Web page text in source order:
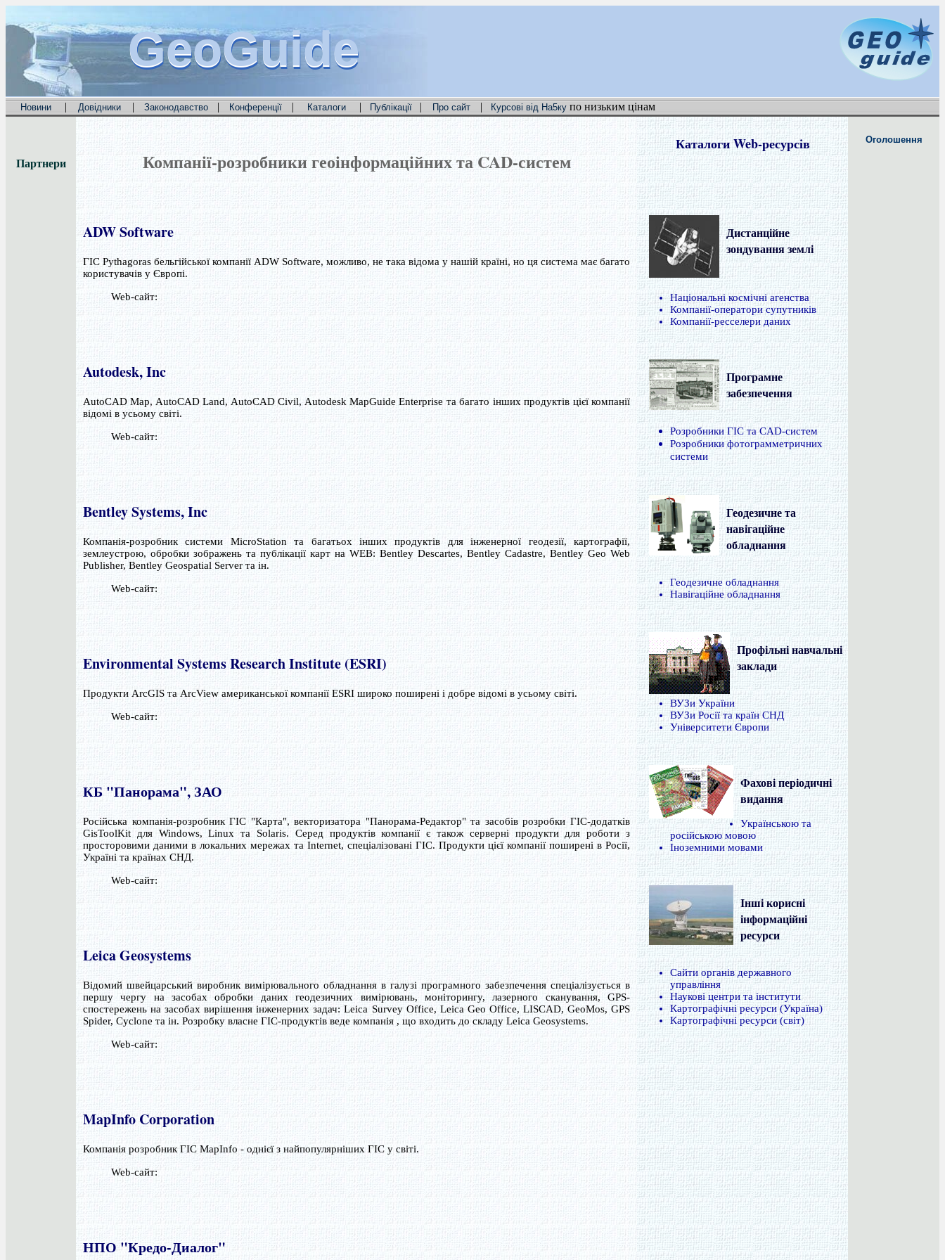
GeoGuide
GeoGuide
GeoGuide
Новини | Довідники | Законодавство | Конференції | Каталоги | Публікації | Про сайт | Курсові від На5ку по низьким цінам
Партнери Компанії-розробники геоінформаційних та CAD-систем
ADW Software
ГІС Pythagoras бельгійської компанії ADW Software, можливо, не така відома у нашій країні, но ця система має багато
користувачів у Європі.
Web-сайт:
Autodesk, Inc
AutoCAD Map, AutoCAD Land, AutoCAD Civil, Autodesk MapGuide Enterprise та багато інших продуктів цієї компанії
відомі в усьому світі.
Web-сайт:
Bentley Systems, Inc
Компанія-розробник системи MicroStation та багатьох інших продуктів для інженерної геодезії, картографії,
землеустрою, обробки зображень та публікації карт на WEB: Bentley Descartes, Bentley Cadastre, Bentley Geo Web
Publisher, Bentley Geospatial Server та ін.
Web-сайт:
Environmental Systems Research Institute (ESRI)
Продукти ArcGIS та ArcView американської компанії ESRI широко поширені і добре відомі в усьому світі.
Web-сайт:
КБ "Панорама", ЗАО
Російська компанія-розробник ГІС "Карта", векторизатора "Панорама-Редактор" та засобів розробки ГІС-додатків
GisToolKit для Windows, Linux та Solaris. Серед продуктів компанії є також серверні продукти для роботи з
просторовими даними в локальних мережах та Internet, спеціалізовані ГІС. Продукти цієї компанії поширені в Росії,
Україні та країнах СНД.
Web-сайт:
Leica Geosystems
Відомий швейцарський виробник вимірювального обладнання в галузі програмного забезпечення спеціалізується в
першу чергу на засобах обробки даних геодезичних вимірювань, моніторингу, лазерного сканування, GPS-
спостережень на засобах вирішення інженерних задач: Leica Survey Office, Leica Geo Office, LISCAD, GeoMos, GPS
Spider, Cyclone та ін. Розробку власне ГІС-продуктів веде компанія , що входить до складу Leica Geosystems.
Web-сайт:
MapInfo Corporation
Компанія розробник ГІС MapInfo - однієї з найпопулярніших ГІС у світі.
Web-сайт:
НПО "Кредо-Диалог"
Каталоги Web-ресурсів
Дистанційне
зондування землі
Національні космічні агенства
Компанії-оператори супутників
Компанії-ресселери даних
Програмне
забезпечення
Розробники ГІС та CAD-систем
Розробники фотограмметричних
системи
Геодезичне та
навігаційне
обладнання
Геодезичне обладнання
Навігаційне обладнання
Профільні навчальні
заклади
ВУЗи України
ВУЗи Росії та країн СНД
Університети Європи
Фахові періодичні
видання
Українською та
російською мовою
Іноземними мовами
Інші корисні
інформаційні
ресурси
Сайти органів державного
управління
Наукові центри та інститути
Картографічні ресурси (Україна)
Картографічні ресурси (світ)
Оголошення